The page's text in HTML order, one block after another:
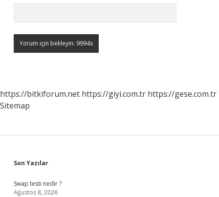
https://bitkiforum.net https://giyi.com.tr https://gese.com.tr
Sitemap
Sidebar
Son Yazılar
Swap testi nedir ?
Ağustos 8, 2026